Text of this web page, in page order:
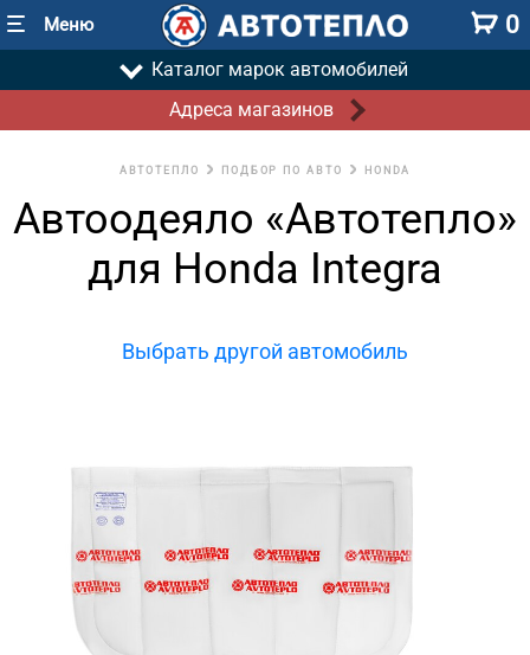
Меню 0
Каталог марок автомобилей
Адреса магазинов
АВТОТЕПЛО ПОДБОР ПО АВТО HONDA
Автоодеяло «Автотепло»
для Honda Integra
Выбрать другой автомобиль